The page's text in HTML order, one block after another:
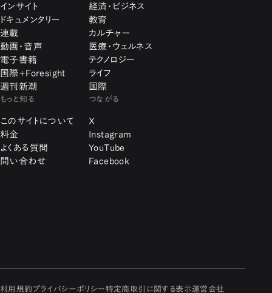
インサイト
ドキュメンタリー
連載
動画・音声
電子書籍
国際+Foresight
週刊新潮
経済・ビジネス
教育
カルチャー
医療・ウェルネス
テクノロジー
ライフ
国際
もっと知る
このサイトについて
料金
よくある質問
問い合わせ
つながる
X
Instagram
YouTube
Facebook
利用規約 プライバシーポリシー特定商取引に関する表示運営会社